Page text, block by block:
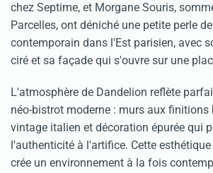
chez Septime, et Morgane Souris,
Parcelles, ont déniché une petite perle
contemporain dans l'Est parisien, avec
ciré et sa façade qui s'ouvre sur une
L'atmosphère de Dandelion reflète
néo-bistrot moderne : murs aux finitions
vintage italien et décoration épurée qui
l'authenticité à l'artifice. Cette
crée un environnement à la fois